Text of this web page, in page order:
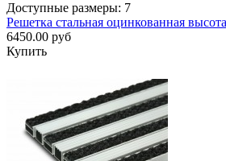
Доступные размеры: 7
Решетка стальная оцинкованная
6450.00 руб
Купить